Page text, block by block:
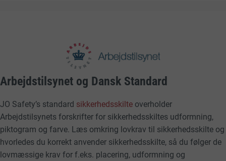
Arbejdstilsynet og Dansk Standard
JO Safety’s standard sikkerhedsskilte overholder
Arbejdstilsynets forskrifter for sikkerhedsskiltes udformning,
piktogram og farve. Læs omkring lovkrav til sikkerhedsskilte og
hvorledes du korrekt anvender sikkerhedsskilte, så du følger de
lovmæssige krav for f.eks. placering, udformning og